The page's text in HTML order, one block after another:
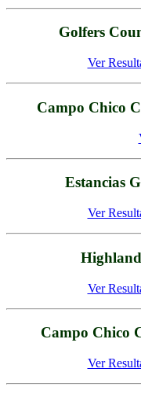
Golfers
Ver
Campo Chico
Estancias
Ver
Ver
Campo Chico
Ver